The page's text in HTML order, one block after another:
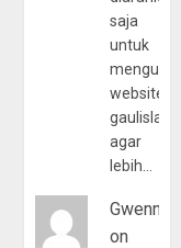
saja
untuk
website
agar
lebih…
Gwenny
on